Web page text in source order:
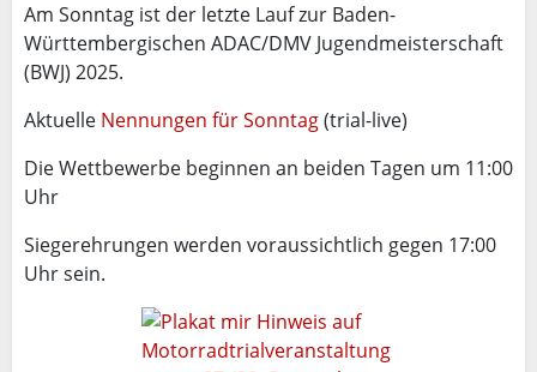
Am Sonntag ist der letzte Lauf zur Baden-
Württembergischen ADAC/DMV Jugendmeisterschaft
(BWJ) 2025.
Aktuelle Nennungen für Sonntag(trial-live)
Die Wettbewerbe beginnen an beiden Tagen um 11:00
Uhr
Siegerehrungen werden voraussichtlich gegen 17:00
Uhr sein.